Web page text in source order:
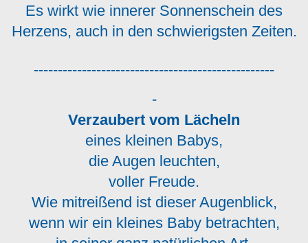
Es wirkt wie innerer Sonnenschein des
Herzens, auch in den schwierigsten Zeiten.
--------------------------------------------------
-
Verzaubert vom Lächeln
eines kleinen Babys,
die Augen leuchten,
voller Freude.
Wie mitreißend ist dieser Augenblick,
wenn wir ein kleines Baby betrachten,